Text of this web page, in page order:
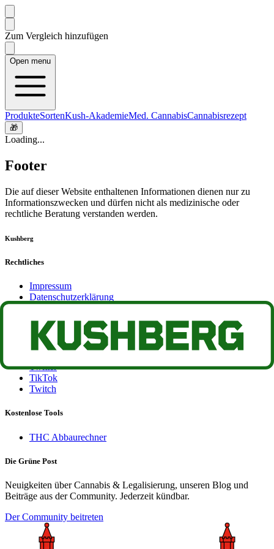
Zum Vergleich hinzufügen
Open menu
ProdukteSortenKush-AkademieMed. CannabisCannabisrezept
🎁
Loading...
Footer
Die auf dieser Website enthaltenen Informationen dienen nur zu
Informationszwecken und dürfen nicht als medizinische oder
rechtliche Beratung verstanden werden.
Kushberg
Rechtliches
Impressum
Datenschutzerklärung
Rechtlicher Hinweis
Twitter
TikTok
Twitch
Kostenlose Tools
THC Abbaurechner
Die Grüne Post
Neuigkeiten über Cannabis & Legalisierung, unseren Blog und
Beiträge aus der Community. Jederzeit kündbar.
Der Community beitreten